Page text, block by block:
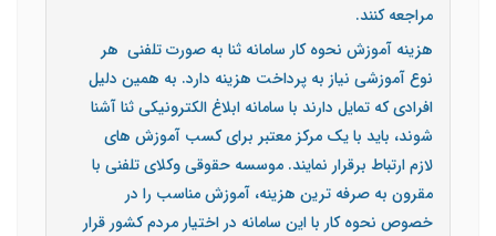
مراجعه کنند.
هزینه آموزش نحوه کار سامانه ثنا به صورت تلفنی هر
نوع آموزشی نیاز به پرداخت هزینه دارد. به همین دلیل
افرادی که تمایل دارند با سامانه ابلاغ الکترونیکی ثنا آشنا
شوند، باید با یک مرکز معتبر برای کسب آموزش های
لازم ارتباط برقرار نمایند. موسسه حقوقی وکلای تلفنی با
مقرون به صرفه ترین هزینه، آموزش مناسب را در
خصوص نحوه کار با این سامانه در اختیار مردم کشور قرار